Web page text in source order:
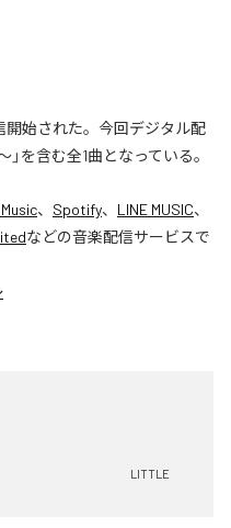
開始された。今回デジタル配
を含む全1曲となっている。
、 Spotify、 LINE MUSIC、
などの音楽配信サービスで
LITTLE